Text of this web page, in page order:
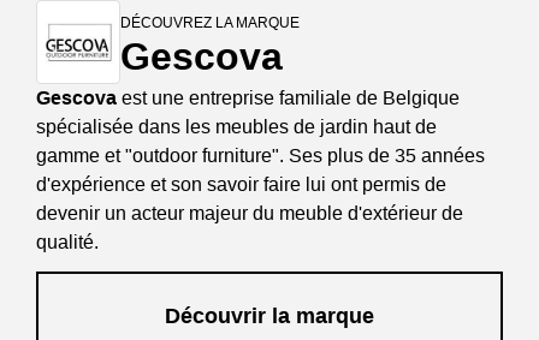
DÉCOUVREZ LA MARQUE
Gescova
Gescova est une entreprise familiale de Belgique
spécialisée dans les meubles de jardin haut de
gamme et "outdoor furniture". Ses plus de 35 années
d'expérience et son savoir faire lui ont permis de
devenir un acteur majeur du meuble d'extérieur de
qualité.
Découvrir la marque